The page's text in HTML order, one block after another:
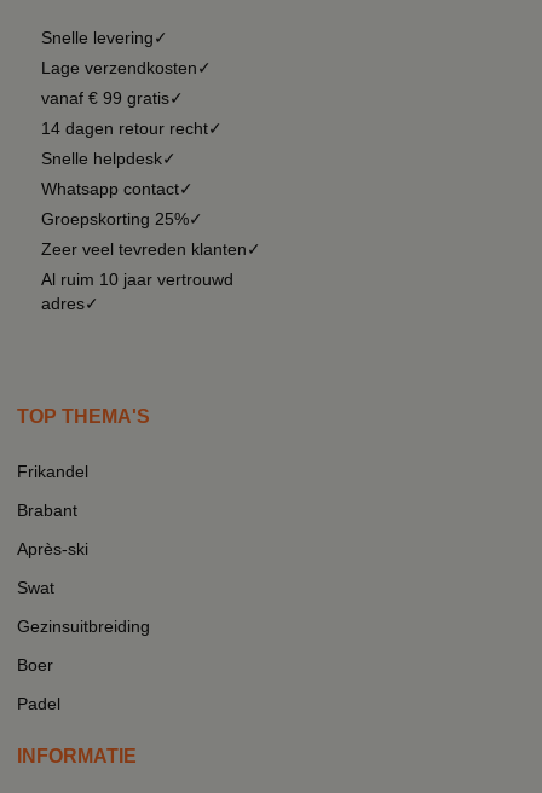
Snelle levering✓
Lage verzendkosten✓
vanaf € 99 gratis✓
14 dagen retour recht✓
Snelle helpdesk✓
Whatsapp contact✓
Groepskorting 25%✓
Zeer veel tevreden klanten✓
Al ruim 10 jaar vertrouwd
adres✓
TOP THEMA'S
Frikandel
Brabant
Après-ski
Swat
Gezinsuitbreiding
Boer
Padel
INFORMATIE